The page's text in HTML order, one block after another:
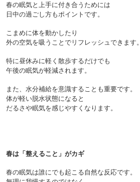
春の眠気と上手に付き合うためには
日中の過ごし方もポイントです。
こまめに体を動かしたり
外の空気を吸うことでリフレッシュできます。
特に昼休みに軽く散歩するだけでも
午後の眠気が軽減されます。
また、水分補給を意識することも重要です。
体が軽い脱水状態になると
だるさや眠気を感じやすくなります。
春は「整えること」がカギ
春の眠気は誰にでも起こる自然な反応です。